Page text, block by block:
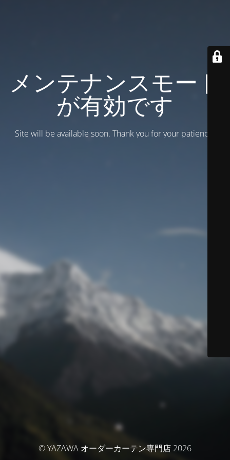
メンテナンスモード
が有効です
Site will be available soon. Thank you for your patience!
© YAZAWA オーダーカーテン専門店 2026